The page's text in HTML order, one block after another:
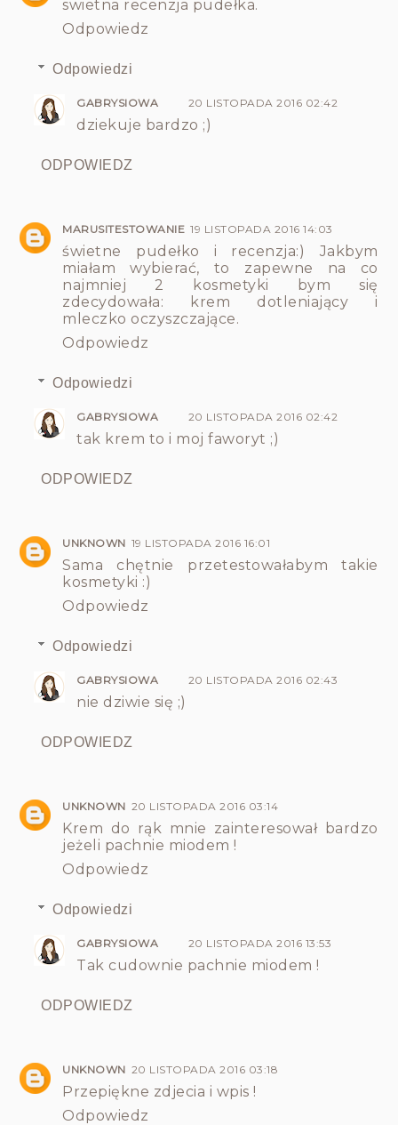
swietna recenzja pudełka.
Odpowiedz
Odpowiedzi
GABRYSIOWA 20 LISTOPADA 2016 02:42
dziekuje bardzo ;)
ODPOWIEDZ
MARUSITESTOWANIE 19 LISTOPADA 2016 14:03
świetne pudełko i recenzja:) Jakbym
miałam wybierać, to zapewne na co
najmniej 2 kosmetyki bym się
zdecydowała: krem dotleniający i
mleczko oczyszczające.
Odpowiedz
Odpowiedzi
GABRYSIOWA 20 LISTOPADA 2016 02:42
tak krem to i moj faworyt ;)
ODPOWIEDZ
UNKNOWN 19 LISTOPADA 2016 16:01
Sama chętnie przetestowałabym takie
kosmetyki :)
Odpowiedz
Odpowiedzi
GABRYSIOWA 20 LISTOPADA 2016 02:43
nie dziwie się ;)
ODPOWIEDZ
UNKNOWN 20 LISTOPADA 2016 03:14
Krem do rąk mnie zainteresował bardzo
jeżeli pachnie miodem !
Odpowiedz
Odpowiedzi
GABRYSIOWA 20 LISTOPADA 2016 13:53
Tak cudownie pachnie miodem !
ODPOWIEDZ
UNKNOWN 20 LISTOPADA 2016 03:18
Przepiękne zdjecia i wpis !
Odpowiedz